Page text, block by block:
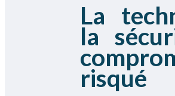
La
la
risqué